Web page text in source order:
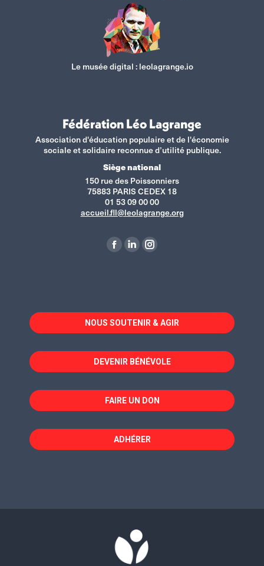
Le musée digital : leolagrange.io
Fédération Léo Lagrange
Association d'éducation populaire et de l'économie
sociale et solidaire reconnue d’utilité publique.
Siège national
150 rue des Poissonniers
75883 PARIS CEDEX 18
01 53 09 00 00
accueil.fll@leolagrange.org
La
dans
une
fenêtre
La
dans
une
fenêtre
La
dans
une
fenêtre
NOUS SOUTENIR & AGIR
DEVENIR BÉNÉVOLE
FAIRE UN DON
ADHÉRER